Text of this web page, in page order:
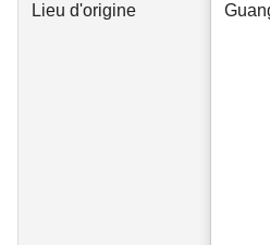
Lieu d'origine